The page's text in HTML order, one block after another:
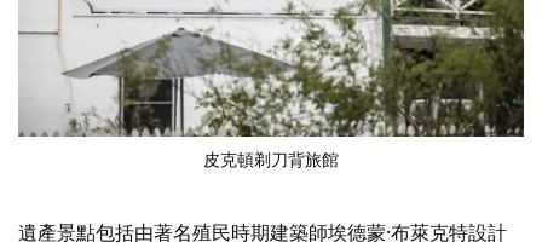
皮克頓剃刀背旅館
遺產景點包括由著名殖民時期建築師埃德蒙·布萊克特設計